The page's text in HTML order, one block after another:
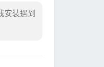
安裝遇到